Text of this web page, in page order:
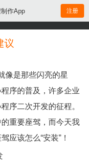
作App 注册
议
是那些闪亮的星
序的普及，许多企业
序二次开发的征程。
重要座驾，而今天我
应该怎么“安装”！